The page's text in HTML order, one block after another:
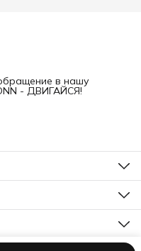
в нашу
- ДВИГАЙСЯ!